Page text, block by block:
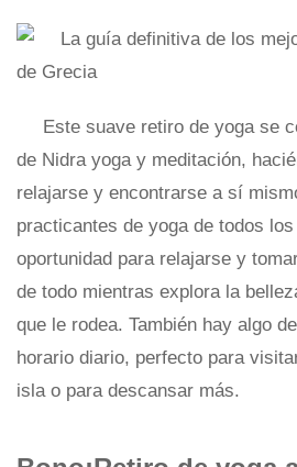
Este suave retiro de yoga se
de Nidra yoga y meditación,
relajarse y encontrarse a sí
practicantes de yoga de todos
oportunidad para relajarse y
de todo mientras explora la
que le rodea. También hay algo
horario diario, perfecto para
isla o para descansar más.